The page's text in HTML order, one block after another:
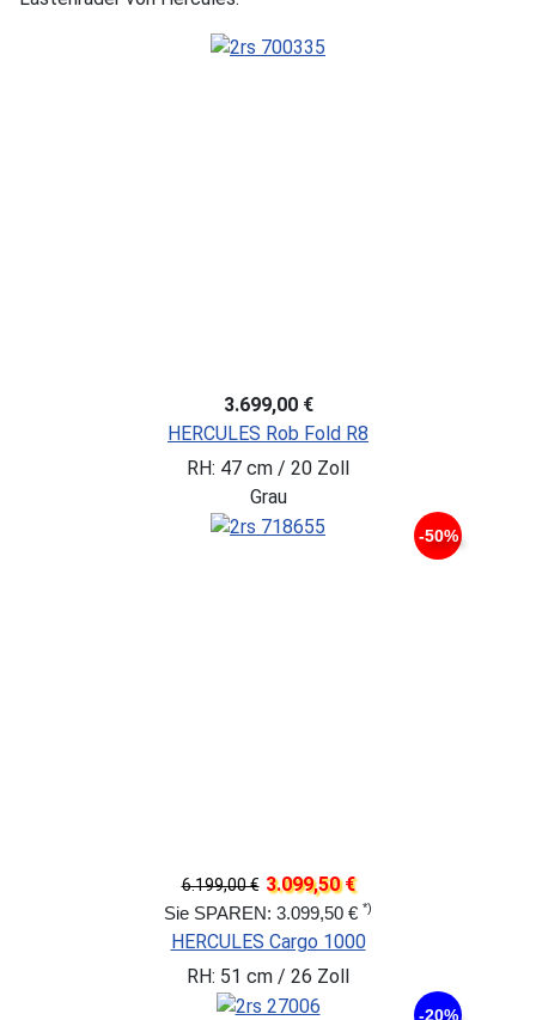
3.699,00 €
HERCULES Rob Fold R8
RH: 47 cm / 20 Zoll
Grau
-50%
6.199,00 € 3.099,50 €
Sie SPAREN: 3.099,50 € *)
HERCULES Cargo 1000
RH: 51 cm / 26 Zoll
-20%